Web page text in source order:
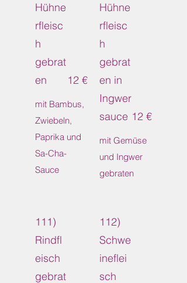
Hühne
rfleisc
h
gebrat
en
mit Bambus,
Zwiebeln,
Paprika und
Sa-Cha-
Sauce
12 €
Hühne
rfleisc
h
gebrat
en in
Ingwer
sauce
mit Gemüse
und Ingwer
gebraten
12 €
111)
Rindfl
eisch
gebrat
112)
Schwe
ineflei
sch